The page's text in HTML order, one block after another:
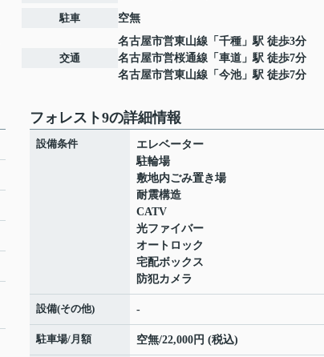
駐車 空無
交通
名古屋市営東山線 「 千種 」駅 徒歩3分
名古屋市営桜通線 「 車道 」駅 徒歩7分
名古屋市営東山線 「 今池」駅 徒歩7分
フォレスト9の詳細情報
設備条件
エレベーター
駐輪場
敷地内ごみ置き場
耐震構造
CATV
光ファイバー
オートロック
宅配ボックス
防犯カメラ
設備(その他) -
駐車場/月額 空無/22,000円 (税込)